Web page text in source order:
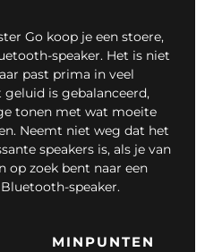
Go koop je een stoere,
speaker. Het is niet
past prima in veel
is gebalanceerd,
tonen met wat moeite
Neemt niet weg dat het
speakers is, als je van
op zoek bent naar een
speaker.
MINPUNTEN